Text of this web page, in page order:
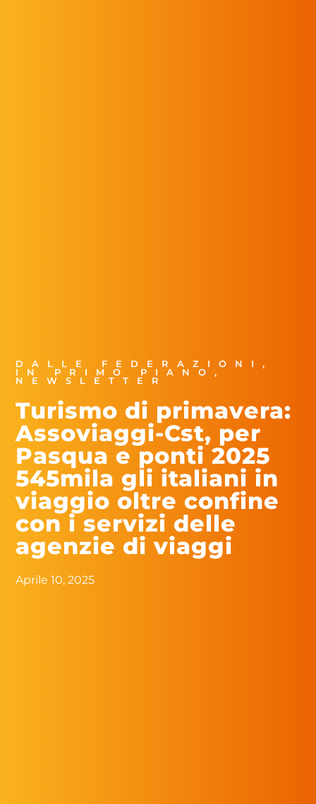
DALLE FEDERAZIONI,
IN PRIMO PIANO,
NEWSLETTER
Turismo di primavera:
Assoviaggi-Cst, per
Pasqua e ponti 2025
545mila gli italiani in
viaggio oltre confine
con i servizi delle
agenzie di viaggi
Aprile 10, 2025